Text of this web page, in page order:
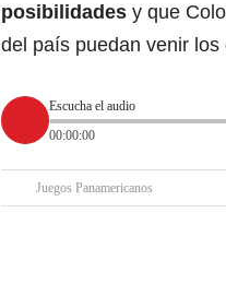
posibilidades y que
del país puedan venir los
Escucha el audio
00:00:00
Juegos Panamericanos